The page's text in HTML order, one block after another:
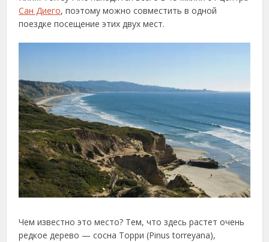
Сан Диего, поэтому можно совместить в одной
поездке посещение этих двух мест.
Чем известно это место? Тем, что здесь растет очень
редкое дерево — сосна Торри (Pinus torreyana),